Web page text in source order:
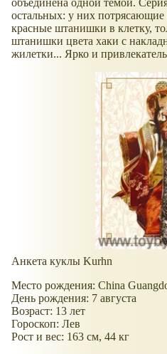
объединена одной темой.
остальных: у них потрясающие
красные штанишки в клетку,
штанишки цвета хаки с
жилетки... Ярко и
Анкета куклы Kurhn
Место рождения: China
День рождения: 7 августа
Возраст: 13 лет
Гороскоп: Лев
Рост и вес: 163 см, 44 кг